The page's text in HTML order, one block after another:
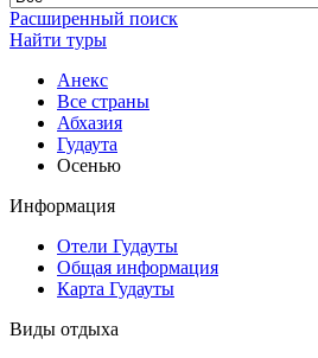
Расширенный поиск
Найти туры
Анекс
Все страны
Абхазия
Гудаута
Осенью
Информация
Отели Гудауты
Общая информация
Карта Гудауты
Виды отдыха